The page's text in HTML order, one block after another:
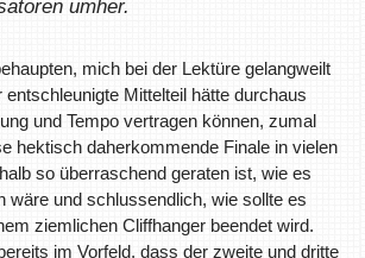
umher.
mich bei der Lektüre gelangweilt
Mittelteil hätte durchaus
und Tempo vertragen können, zumal
hektisch daherkommende Finale in vielen
so überraschend geraten ist, wie es
wäre und schlussendlich, wie sollte es
ziemlichen Cliffhanger beendet wird.
im Vorfeld, dass der zweite und dritte